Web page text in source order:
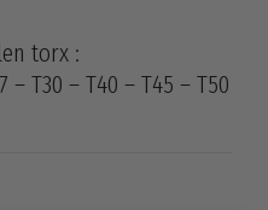
torx :
– Τ30 – Τ40 – Τ45 – Τ50